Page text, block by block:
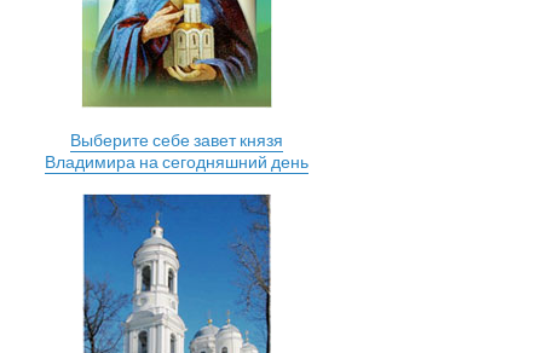
Выберите себе завет князя
Владимира на сегодняшний день